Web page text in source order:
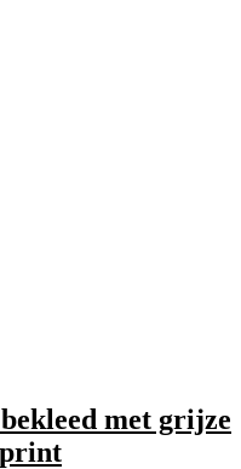
met grijze